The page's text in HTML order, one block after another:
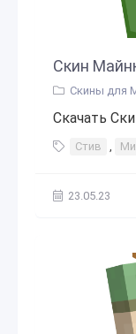
Скин
Скины для
Скачать
Стив ,
23.05.23